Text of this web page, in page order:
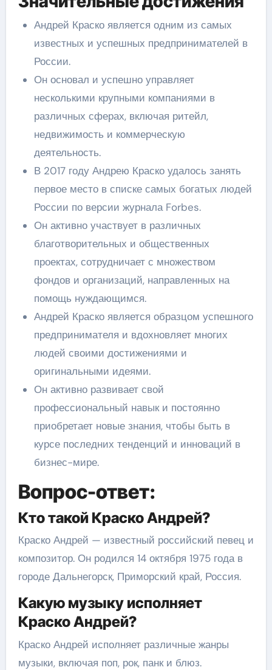
Андрей Краско является одним из самых
известных и успешных предпринимателей в
России.
Он основал и успешно управляет
несколькими крупными компаниями в
различных сферах, включая ритейл,
недвижимость и коммерческую
деятельность.
В 2017 году Андрею Краско удалось занять
первое место в списке самых богатых людей
России по версии журнала Forbes.
Он активно участвует в различных
благотворительных и общественных
проектах, сотрудничает с множеством
фондов и организаций, направленных на
помощь нуждающимся.
Андрей Краско является образцом успешного
предпринимателя и вдохновляет многих
людей своими достижениями и
оригинальными идеями.
Он активно развивает свой
профессиональный навык и постоянно
приобретает новые знания, чтобы быть в
курсе последних тенденций и инноваций в
бизнес-мире.
Вопрос-ответ:
Кто такой Краско Андрей?
Краско Андрей — известный российский певец и
композитор. Он родился 14 октября 1975 года в
городе Дальнегорск, Приморский край, Россия.
Какую музыку исполняет
Краско Андрей?
Краско Андрей исполняет различные жанры
музыки, включая поп, рок, панк и блюз.